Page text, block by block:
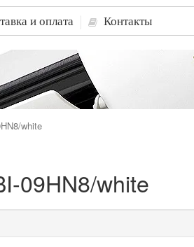
и оплата Контакты
white
09HN8/white